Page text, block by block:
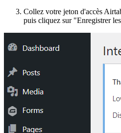
Collez votre jeton d'accès
puis cliquez sur "Enregistrer